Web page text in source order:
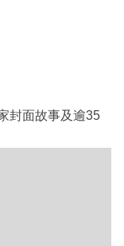
封面故事及逾35